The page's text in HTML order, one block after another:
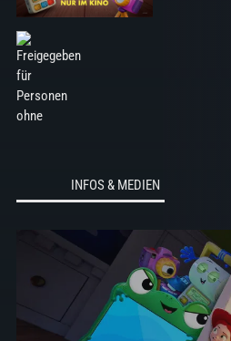
INFOS & MEDIEN